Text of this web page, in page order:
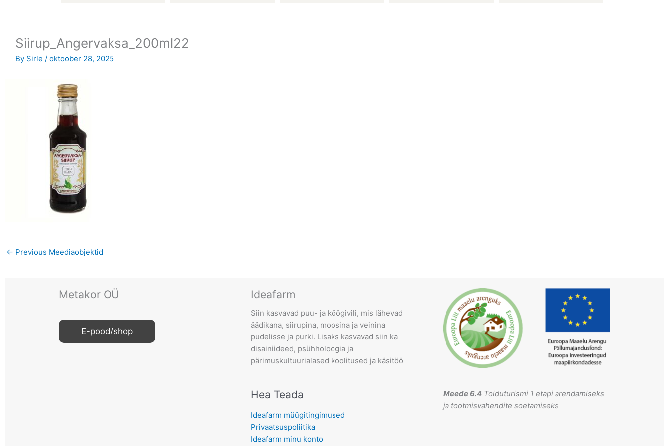
Siirup_Angervaksa_200ml22
By Sirle / oktoober 28, 2025
← Previous Meediaobjektid
Metakor OÜ
E-pood/shop
Ideafarm
Siin kasvavad puu- ja köögivili, mis lähevad
äädikana, siirupina, moosina ja veinina
pudelisse ja purki. Lisaks kasvavad siin ka
disainiideed, psühholoogia ja
pärimuskultuurialased koolitused ja käsitöö
Hea Teada
Ideafarm müügitingimused
Privaatsuspoliitika
Ideafarm minu konto
Meede 6.4 Toiduturismi 1 etapi arendamiseks
ja tootmisvahendite soetamiseks